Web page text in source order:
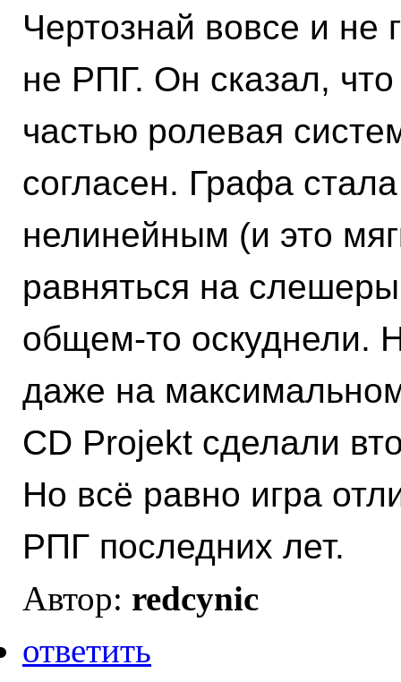
Чертознай вовсе и не
не РПГ. Он сказал,
частью ролевая
согласен. Графа
нелинейным (и это
равняться на
общем-то оскуднели.
даже на
CD Projekt сделали
Но всё равно игра
РПГ последних лет.
Автор: redcynic
ответить